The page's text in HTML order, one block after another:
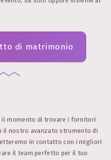
di matrimonio
il momento di trovare i fornitori
il nostro avanzato strumento di
in contatto con i migliori
il team perfetto per il tuo